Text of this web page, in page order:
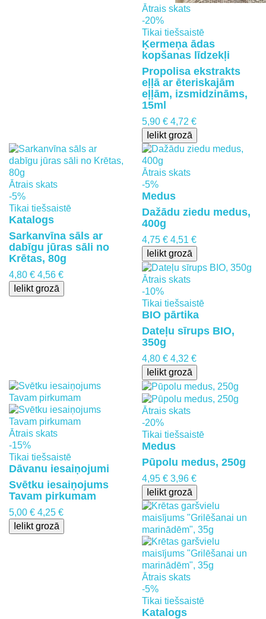
Ātrais skats
-20%
Tikai tiešsaistē
Ķermeņa ādas
kopšanas līdzekļi
Propolisa ekstrakts
eļļā ar ēteriskajām
eļļām, izsmidzināms,
15ml
5,90 € 4,72 €
Ielikt grozā
Ātrais skats
-5%
Tikai tiešsaistē
Katalogs
Sarkanvīna sāls ar
dabīgu jūras sāli no
Krētas, 80g
4,80 € 4,56 €
Ielikt grozā
Ātrais skats
-5%
Medus
Dažādu ziedu medus,
400g
4,75 € 4,51 €
Ielikt grozā
Ātrais skats
-10%
Tikai tiešsaistē
BIO pārtika
Dateļu sīrups BIO,
350g
4,80 € 4,32 €
Ielikt grozā
Ātrais skats
-15%
Tikai tiešsaistē
Dāvanu iesaiņojumi
Svētku iesaiņojums
Tavam pirkumam
5,00 € 4,25 €
Ielikt grozā
Ātrais skats
-20%
Tikai tiešsaistē
Medus
Pūpolu medus, 250g
4,95 € 3,96 €
Ielikt grozā
Ātrais skats
-5%
Tikai tiešsaistē
Katalogs